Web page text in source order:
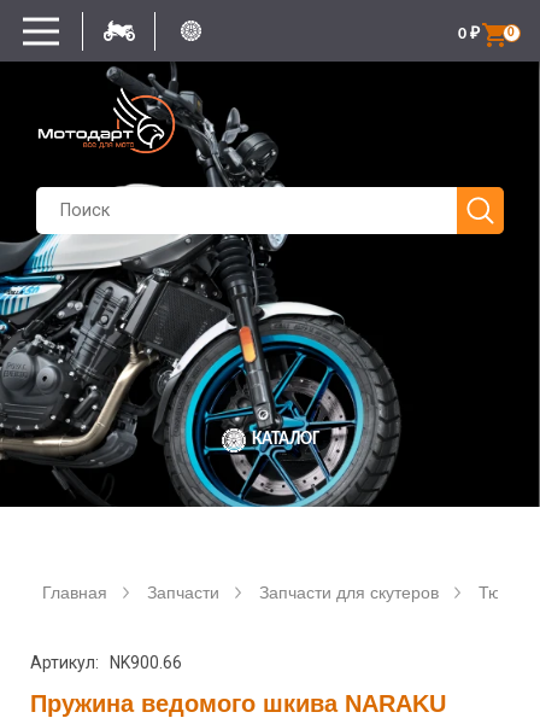
0
0 ₽
КАТАЛОГ
Главная Запчасти Запчасти для скутеров Тюнинг
Артикул: NK900.66
Пружина ведомого шкива NARAKU